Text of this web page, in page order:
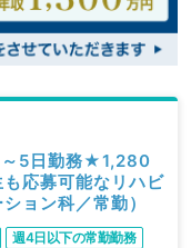
5日勤務★1,280
応募可能なリハビ
ョン科／常勤）
週4日以下の常勤勤務